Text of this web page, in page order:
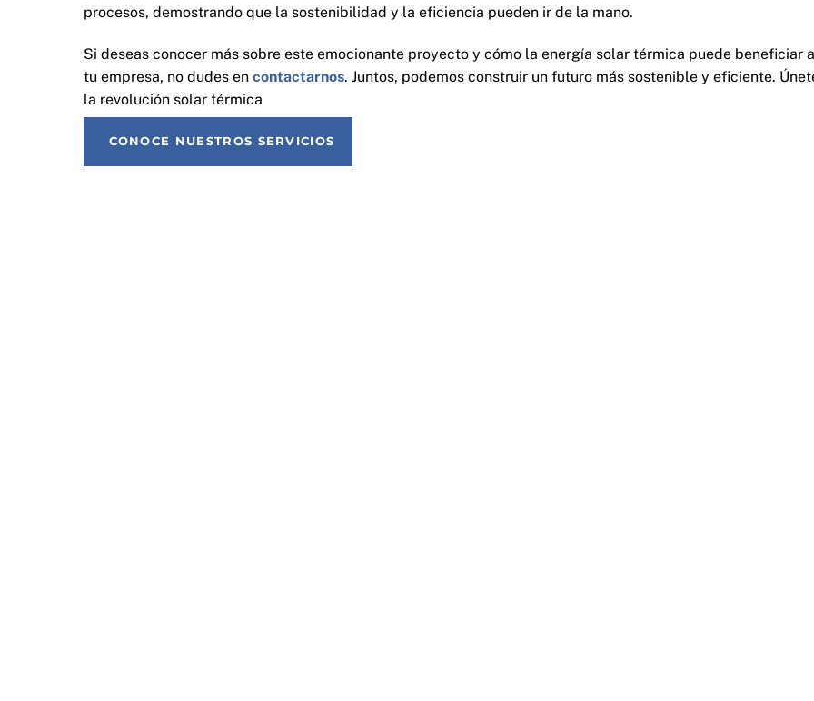
procesos, demostrando que la sostenibilidad y la eficiencia pueden ir de la mano.
Si deseas conocer más sobre este emocionante proyecto y cómo la energía solar térmica puede beneficiar a
tu empresa, no dudes en contactarnos. Juntos, podemos construir un futuro más sostenible y eficiente.
la revolución solar térmica
CONOCE NUESTROS SERVICIOS